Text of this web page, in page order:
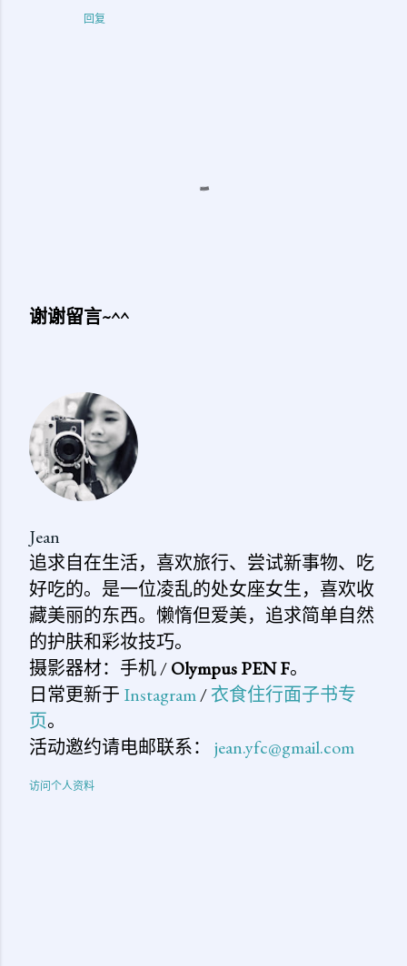
回复
论
谢谢留言~^^
Jean
追求自在生活，喜欢旅行、尝试新事物、吃
好吃的。是一位凌乱的处女座女生，喜欢收
藏美丽的东西。懒惰但爱美，追求简单自然
的护肤和彩妆技巧。
摄影器材：手机 /Olympus PEN F。
日常更新于 Instagram/衣食住行面子书专
页。
活动邀约请电邮联系： jean.yfc@gmail.com
访问个人资料